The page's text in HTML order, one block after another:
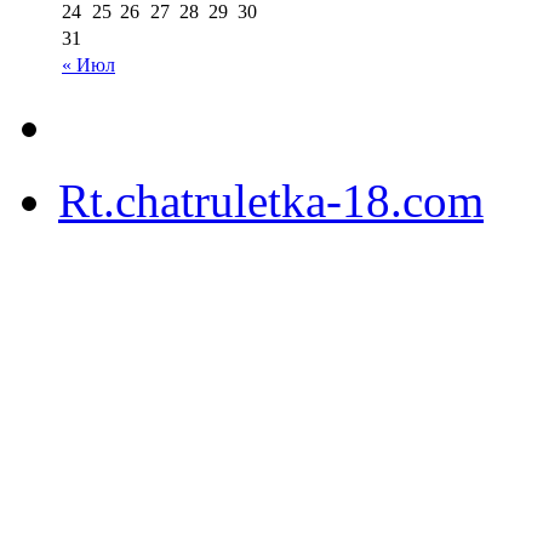
« Июл
24 25 26 27 28 29 30
31
Rt.chatruletka-18.com